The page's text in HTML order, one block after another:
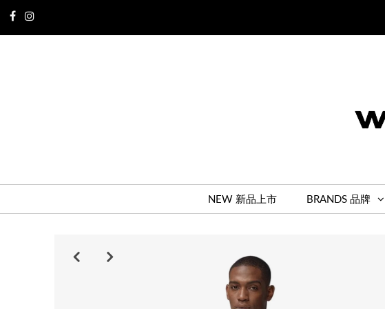
NEW 新品上市 BRANDS 品牌